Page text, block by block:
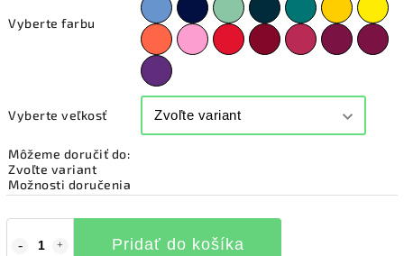
Vyberte farbu
Vyberte veľkosť
Môžeme doručiť do:
Zvoľte variant
Možnosti doručenia
Pridať do košíka